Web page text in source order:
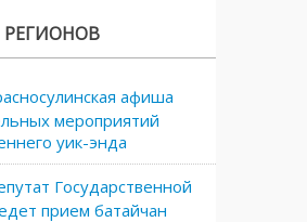
афиша
мероприятий
уик-энда
Государственной
прием батайчан